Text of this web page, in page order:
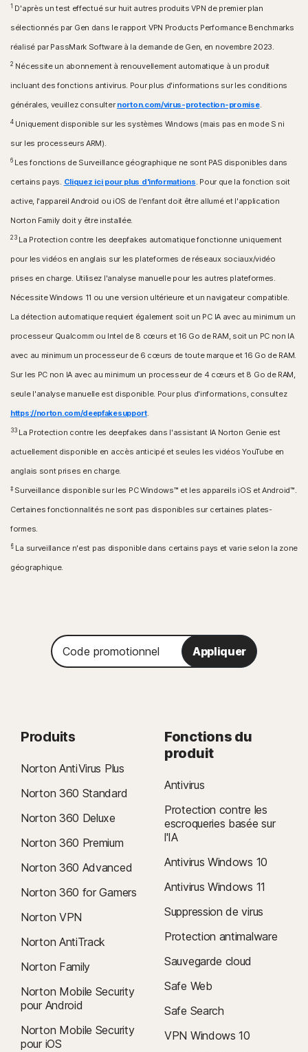
Microsoft Edge pour Windows
1 D'après un test effectué sur huit autres produits VPN de premier plan
sélectionnés par Gen dans le rapport VPN Products Performance Benchmarks
réalisé par PassMark Software à la demande de Gen, en novembre 2023.
2 Nécessite un abonnement à renouvellement automatique à un produit
incluant des fonctions antivirus. Pour plus d'informations sur les conditions
générales, veuillez consulter norton.com/virus-protection-promise.
4Uniquement disponible sur les systèmes Windows (mais pas en mode S ni
sur les processeurs ARM).
6Les fonctions de Surveillance géographique ne sont PAS disponibles dans
certains pays. Cliquez ici pour plus d'informations. Pour que la fonction soit
active, l'appareil Android ou iOS de l'enfant doit être allumé et l'application
Norton Family doit y être installée.
23La Protection contre les deepfakes automatique fonctionne uniquement
pour les vidéos en anglais sur les plateformes de réseaux sociaux/vidéo
prises en charge. Utilisez l'analyse manuelle pour les autres plateformes.
Nécessite Windows 11 ou une version ultérieure et un navigateur compatible.
La détection automatique requiert également soit un PC IA avec au minimum un
processeur Qualcomm ou Intel de 8 cœurs et 16 Go de RAM, soit un PC non IA
avec au minimum un processeur de 6 cœurs de toute marque et 16 Go de RAM.
Sur les PC non IA avec au minimum un processeur de 4 cœurs et 8 Go de RAM,
seule l'analyse manuelle est disponible. Pour plus d'informations, consultez
https://norton.com/deepfakesupport.
33La Protection contre les deepfakes dans l'assistant IA Norton Genie est
actuellement disponible en accès anticipé et seules les vidéos YouTube en
anglais sont prises en charge.
‡Surveillance disponible sur les PC Windows™ et les appareils iOS et Android™.
Certaines fonctionnalités ne sont pas disponibles sur certaines plates-
formes.
§La surveillance n'est pas disponible dans certains pays et varie selon la zone
géographique.
Code
promotionnel
Appliquer
Produits
Norton AntiVirus Plus
Norton 360 Standard
Norton 360 Deluxe
Norton 360 Premium
Norton 360 Advanced
Norton 360 for Gamers
Norton VPN
Norton AntiTrack
Norton Family
Norton Mobile Security
pour Android
Norton Mobile Security
pour iOS
Fonctions du
produit
Antivirus
Protection contre les
escroqueries basée sur
l'IA
Antivirus Windows 10
Antivirus Windows 11
Suppression de virus
Protection antimalware
Sauvegarde cloud
Safe Web
Safe Search
VPN Windows 10